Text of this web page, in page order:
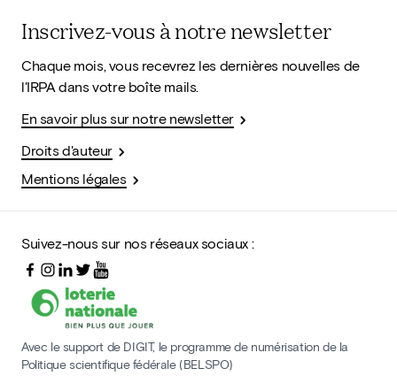
Inscrivez-vous à notre newsletter
Chaque mois, vous recevrez les dernières nouvelles de
l'IRPA dans votre boîte mails.
En savoir plus sur notre newsletter
Droits d'auteur
Mentions légales
Suivez-nous sur nos réseaux sociaux :
Avec le support de DIGIT, le programme de numérisation de la
Politique scientifique fédérale (BELSPO)